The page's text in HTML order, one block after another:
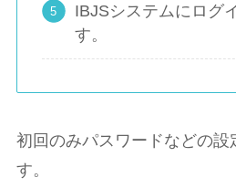
IBJSシステムにログ
す。
初回のみパスワードなどの設
す。